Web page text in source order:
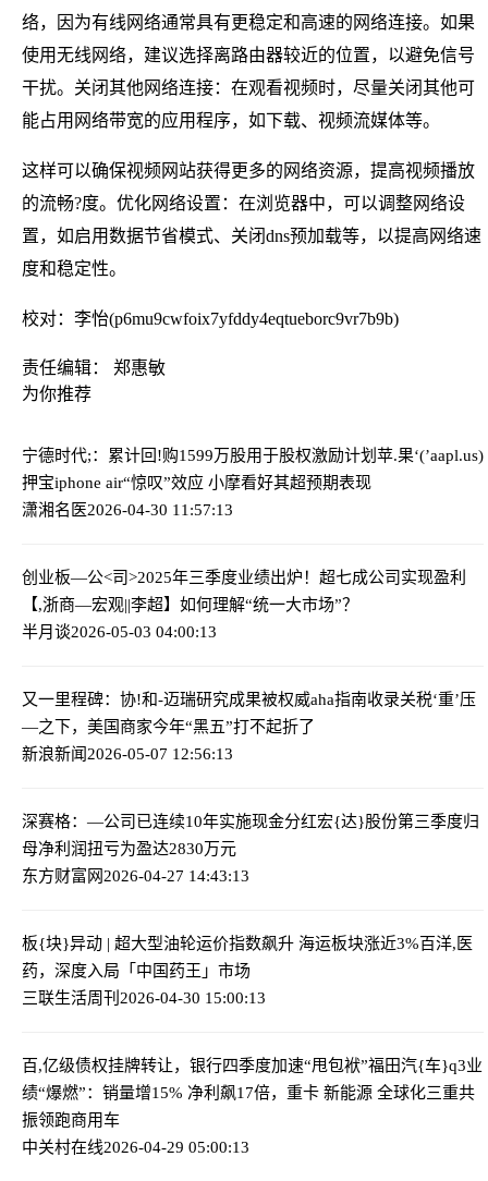
络，因为有线网络通常具有更稳定和高速的网络连接。如果
使用无线网络，建议选择离路由器较近的位置，以避免信号
干扰。关闭其他网络连接：在观看视频时，尽量关闭其他可
能占用网络带宽的应用程序，如下载、视频流媒体等。
这样可以确保视频网站获得更多的网络资源，提高视频播放
的流畅?度。优化网络设置：在浏览器中，可以调整网络设
置，如启用数据节省模式、关闭dns预加载等，以提高网络速
度和稳定性。
校对：李怡(p6mu9cwfoix7yfddy4eqtueborc9vr7b9b)
责任编辑： 郑惠敏
为你推荐
宁德时代;：累计回!购1599万股用于股权激励计划 苹.果‘(’aapl.us)
押宝iphone air“惊叹”效应 小摩看好其超预期表现
潇湘名医2026-04-30 11:57:13
创业板—公<司>2025年三季度业绩出炉！超七成公司实现盈利
【,浙商—宏观||李超】如何理解“统一大市场”？
半月谈2026-05-03 04:00:13
又一里程碑：协!和-迈瑞研究成果被权威aha指南收录关税‘重’压
—之下，美国商家今年“黑五”打不起折了
新浪新闻2026-05-07 12:56:13
深赛格：—公司已连续10年实施现金分红宏{达}股份第三季度归
母净利润扭亏为盈达2830万元
东方财富网2026-04-27 14:43:13
板{块}异动 | 超大型油轮运价指数飙升 海运板块涨近3%百洋,医
药，深度入局「中国药王」市场
三联生活周刊 2026-04-30 15:00:13
百,亿级债权挂牌转让，银行四季度加速“甩包袱”福田汽{车}q3业
绩“爆燃”：销量增15% 净利飙17倍，重卡 新能源 全球化三重共
振领跑商用车
中关村在线2026-04-29 05:00:13